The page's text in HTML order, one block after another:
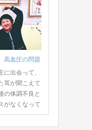
高血圧の問題
に出会って、
耳が聞こえて
の体調不良と
がなくなって